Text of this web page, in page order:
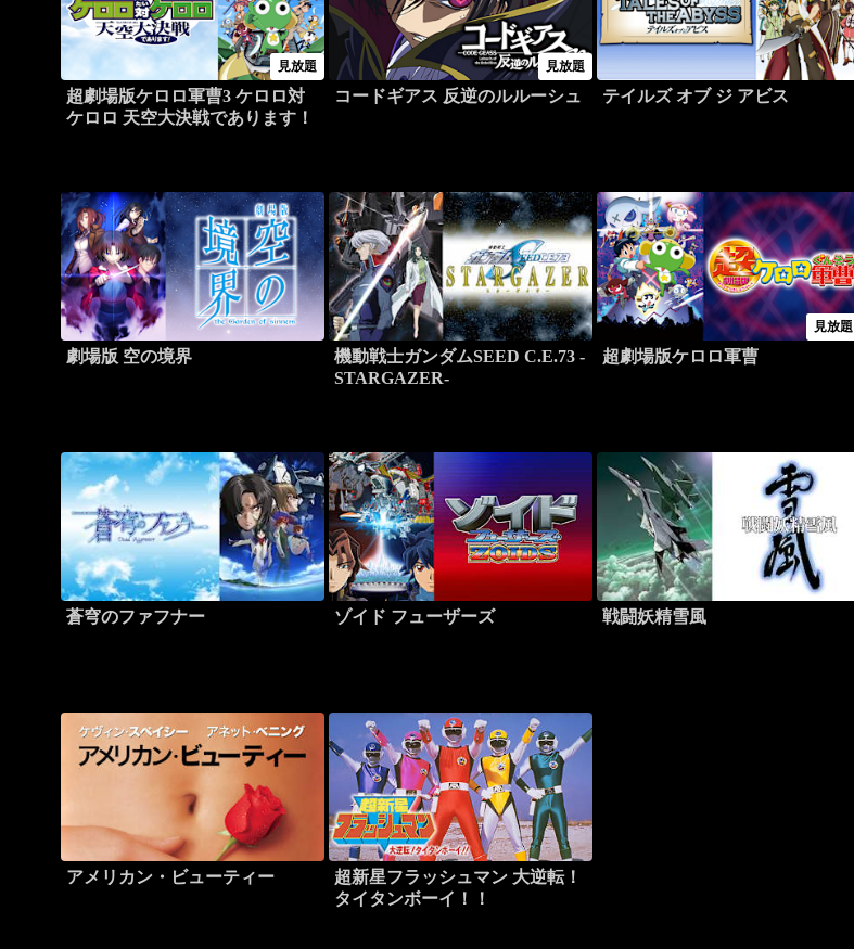
見放題
超劇場版ケロロ軍曹3 ケロロ対
ケロロ 天空大決戦であります！
見放題
コードギアス 反逆のルルーシュ テイルズ オブ ジ アビス
劇場版 空の境界
機動戦士ガンダムSEED C.E.73 -
STARGAZER-
見放題
超劇場版ケロロ軍曹
蒼穹のファフナー ゾイド フューザーズ 戦闘妖精雪風
アメリカン・ビューティー
超新星フラッシュマン 大逆転！
タイタンボーイ！！